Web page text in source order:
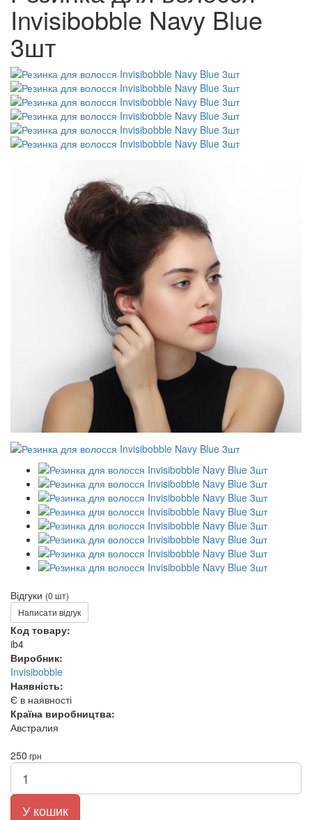
Invisibobble Navy Blue
3шт
Відгуки (0 шт)
Написати відгук
Код товару:
ib4
Виробник:
Invisibobble
Наявність:
Є в наявності
Країна виробництва:
Австралия
250 грн
У кошик